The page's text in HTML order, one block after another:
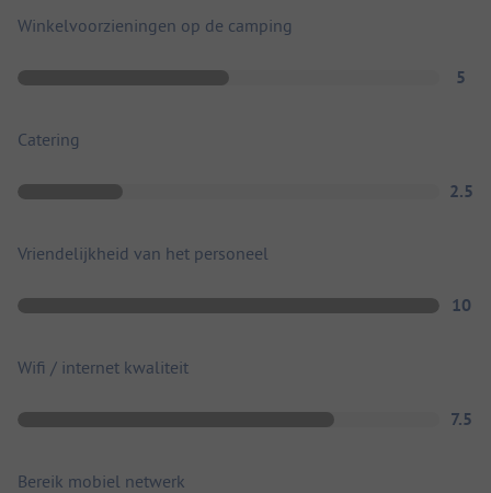
Winkelvoorzieningen op de camping
5
Catering
2.5
Vriendelijkheid van het personeel
10
Wifi / internet kwaliteit
7.5
Bereik mobiel netwerk